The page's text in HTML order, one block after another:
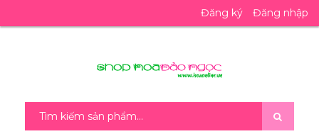
Đăng ký Đăng nhập